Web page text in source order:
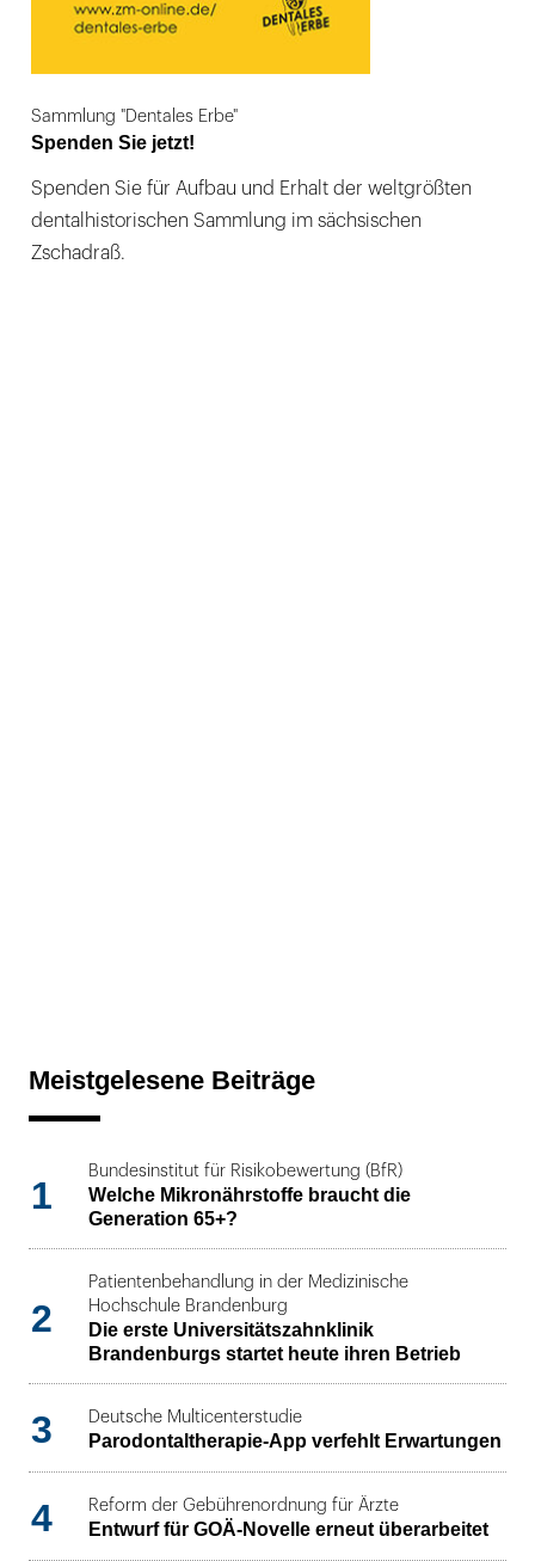
Sammlung "Dentales Erbe"
Spenden Sie jetzt!
Spenden Sie für Aufbau und Erhalt der weltgrößten
dentalhistorischen Sammlung im sächsischen
Zschadraß.
Meistgelesene Beiträge
1
Bundesinstitut für Risikobewertung (BfR)
Welche Mikronährstoffe braucht die
Generation 65+?
2
Patientenbehandlung in der Medizinische
Hochschule Brandenburg
Die erste Universitätszahnklinik
Brandenburgs startet heute ihren Betrieb
3 Deutsche Multicenterstudie
Parodontaltherapie-App verfehlt Erwartungen
4 Reform der Gebührenordnung für Ärzte
Entwurf für GOÄ-Novelle erneut überarbeitet